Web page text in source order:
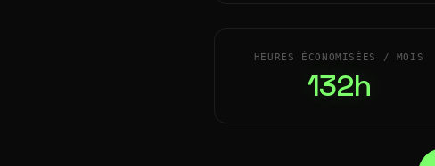
HEURES ÉCONOMISÉES / MOIS
132h